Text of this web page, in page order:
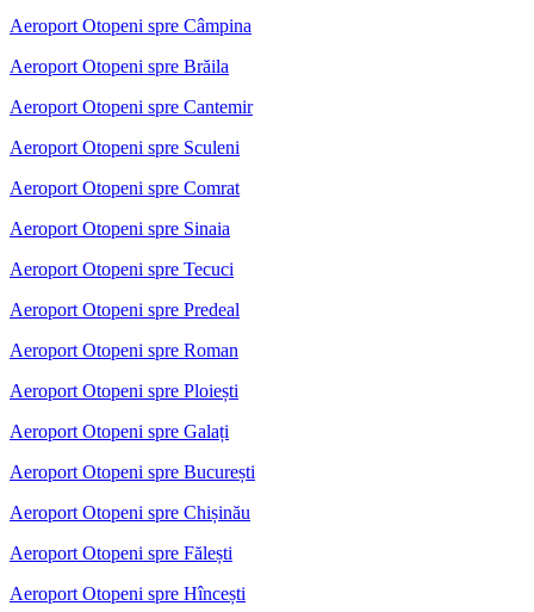
Aeroport Otopeni spre Câmpina
Aeroport Otopeni spre Brăila
Aeroport Otopeni spre Cantemir
Aeroport Otopeni spre Sculeni
Aeroport Otopeni spre Comrat
Aeroport Otopeni spre Sinaia
Aeroport Otopeni spre Tecuci
Aeroport Otopeni spre Predeal
Aeroport Otopeni spre Roman
Aeroport Otopeni spre Ploiești
Aeroport Otopeni spre Galați
Aeroport Otopeni spre București
Aeroport Otopeni spre Chișinău
Aeroport Otopeni spre Fălești
Aeroport Otopeni spre Hîncești